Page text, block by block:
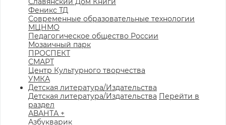
Феникс ТД
Современные образовательные технологии
МЦНМО
Педагогическое общество России
Мозаичный парк
ПРОСПЕКТ
СМАРТ
Центр Культурного творчества
УМКА
Детская литература/Издательства
Детская литература/Издательства Перейти в
раздел
АВАНТА +
Азбукварик